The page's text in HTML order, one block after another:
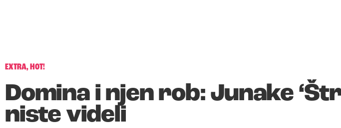
EXTRA,HOT!
Domina i njen rob: Junake
niste videli